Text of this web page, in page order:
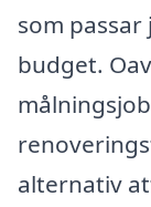
som
budget.
alternativ